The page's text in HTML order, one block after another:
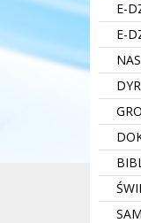
E-
E-